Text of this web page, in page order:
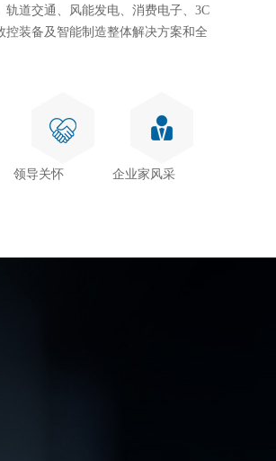
道交通、风能发电、消费电子、3C
装备及智能制造整体解决方案和全
领导关怀 企业家风采